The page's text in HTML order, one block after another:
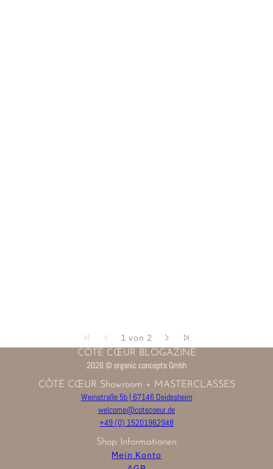
1 von 2
CÔTÉ CŒUR BLOGAZINE
2026 © organic concepts Gmbh
CÔTÉ CŒUR Showroom + MASTERCLASSES
Weinstraße 5b | 67146 Deidesheim
welcome@cotecoeur.de
+49 (0) 15201962948
Shop Informationen
Mein Konto